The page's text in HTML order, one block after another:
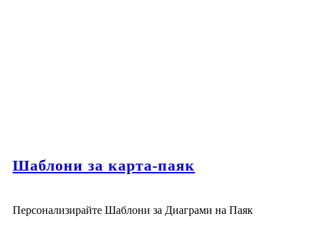
Шаблони за карта-паяк
Персонализирайте Шаблони за Диаграми на Паяк